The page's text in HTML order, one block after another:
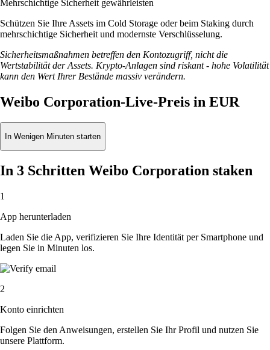
Mehrschichtige Sicherheit gewährleisten
Schützen Sie Ihre Assets im Cold Storage oder beim Staking durch
mehrschichtige Sicherheit und modernste Verschlüsselung.
Sicherheitsmaßnahmen betreffen den Kontozugriff, nicht die
Wertstabilität der Assets. Krypto-Anlagen sind riskant - hohe Volatilität
kann den Wert Ihrer Bestände massiv verändern.
Weibo Corporation-Live-Preis in EUR
In Wenigen Minuten starten
In 3 Schritten Weibo Corporation staken
1
App herunterladen
Laden Sie die App, verifizieren Sie Ihre Identität per Smartphone und
legen Sie in Minuten los.
2
Konto einrichten
Folgen Sie den Anweisungen, erstellen Sie Ihr Profil und nutzen Sie
unsere Plattform.